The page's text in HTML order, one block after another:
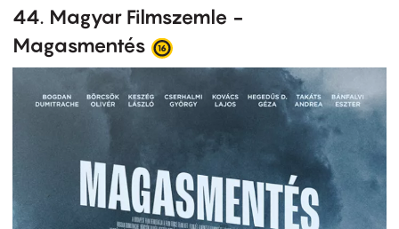
44. Magyar Filmszemle -
Magasmentés